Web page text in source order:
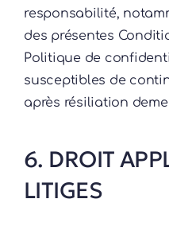
responsabilité,
des présentes
Politique de
susceptibles de
après résiliation
6. DROIT
LITIGES